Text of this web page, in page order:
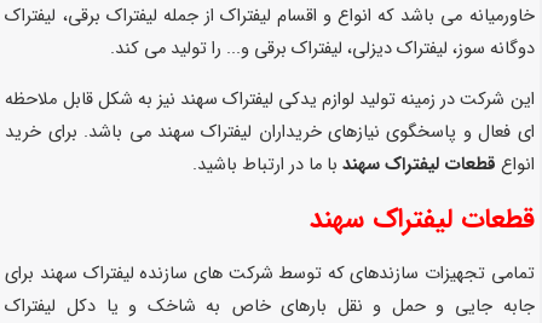
خاورمیانه می باشد که انواع و اقسام لیفتراک از جمله لیفتراک برقی، لیفتراک
دوگانه سوز، لیفتراک دیزلی، لیفتراک برقی و... را تولید می کند.
این شرکت در زمینه تولید لوازم یدکی لیفتراک سهند نیز به شکل قابل ملاحظه
ای فعال و پاسخگوی نیازهای خریداران لیفتراک سهند می باشد. برای خرید
انواع قطعات لیفتراک سهند با ما در ارتباط باشید.
قطعات لیفتراک سهند
تمامی تجهیزات سازندهای که توسط شرکت های سازنده لیفتراک سهند برای
جابه جایی و حمل و نقل بارهای خاص به شاخک و یا دکل لیفتراک